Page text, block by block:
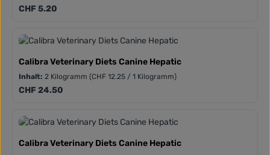
Regulärer Preis:
CHF 5.20
Calibra Veterinary Diets Canine Hepatic
Inhalt:2 Kilogramm(CHF 12.25 / 1 Kilogramm)
Regulärer Preis:
CHF 24.50
Calibra Veterinary Diets Canine Hepatic